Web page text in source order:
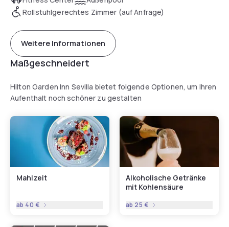
Rollstuhlgerechtes Zimmer (auf Anfrage)
Weitere Informationen
Maßgeschneidert
Hilton Garden Inn Sevilla bietet folgende Optionen, um Ihren
Aufenthalt noch schöner zu gestalten
Mahlzeit
ab 40 €
Alkoholische Getränke
mit Kohlensäure
ab 25 €